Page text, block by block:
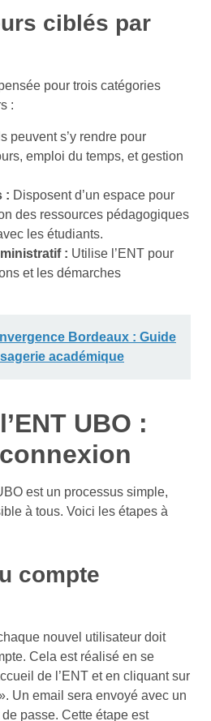
ciblés par
pour trois catégories
:
peuvent s’y rendre pour
emploi du temps, et gestion
: Disposent d’un espace pour
des ressources pédagogiques
les étudiants.
: Utilise l’ENT pour
et les démarches
Bordeaux : Guide
académique
UBO :
est un processus simple,
à tous. Voici les étapes à
compte
nouvel utilisateur doit
Cela est réalisé en se
de l’ENT et en cliquant sur
Un email sera envoyé avec un
passe. Cette étape est